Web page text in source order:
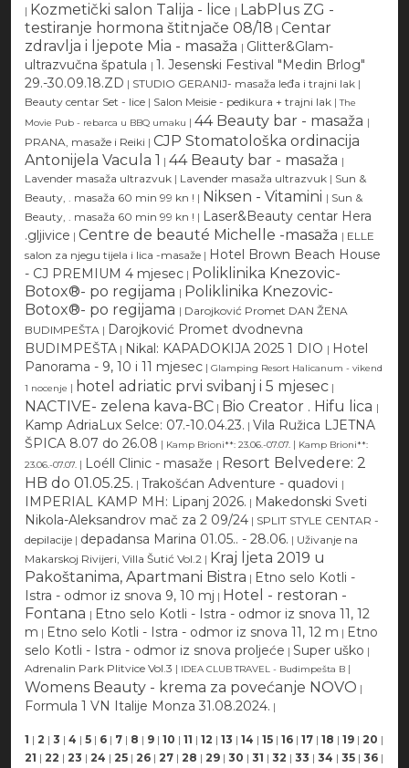
| Kozmetički salon Talija - lice | LabPlus ZG -
testiranje hormona štitnjače 08/18 | Centar
zdravlja i ljepote Mia - masaža | Glitter&Glam-
ultrazvučna špatula | 1. Jesenski Festival "Medin Brlog"
29.-30.09.18.ZD | STUDIO GERANIJ- masaža leđa i trajni lak |
Beauty centar Set - lice | Salon Meisie - pedikura + trajni lak | The
Movie Pub - rebarca u BBQ umaku | 44 Beauty bar - masaža |
PRANA, masaže i Reiki | CJP Stomatološka ordinacija
Antonijela Vacula 1 | 44 Beauty bar - masaža |
Lavender masaža ultrazvuk | Lavender masaža ultrazvuk | Sun &
Beauty, . masaža 60 min 99 kn ! | Niksen - Vitamini | Sun &
Beauty, . masaža 60 min 99 kn ! | Laser&Beauty centar Hera
.gljivice | Centre de beauté Michelle -masaža | ELLE
salon za njegu tijela i lica -masaže | Hotel Brown Beach House
- CJ PREMIUM 4 mjesec | Poliklinika Knezovic-
Botox®- po regijama | Poliklinika Knezovic-
Botox®- po regijama | Darojković Promet DAN ŽENA
BUDIMPEŠTA | Darojković Promet dvodnevna
BUDIMPEŠTA | Nikal: KAPADOKIJA 2025 1 DIO | Hotel
Panorama - 9, 10 i 11 mjesec | Glamping Resort Halicanum - vikend
1 nocenje | hotel adriatic prvi svibanj i 5 mjesec |
NACTIVE- zelena kava-BC | Bio Creator . Hifu lica |
Kamp AdriaLux Selce: 07.-10.04.23. | Vila Ružica LJETNA
ŠPICA 8.07 do 26.08 | Kamp Brioni**: 23.06.-07.07. | Kamp Brioni**:
23.06.-07.07. | Loéll Clinic - masaže | Resort Belvedere: 2
HB do 01.05.25. | Trakošćan Adventure - quadovi |
IMPERIAL KAMP MH: Lipanj 2026. | Makedonski Sveti
Nikola-Aleksandrov mač za 2 09/24 | SPLIT STYLE CENTAR -
depilacije | depadansa Marina 01.05.. - 28.06. | Uživanje na
Makarskoj Rivijeri, Villa Šutić Vol.2 | Kraj ljeta 2019 u
Pakoštanima, Apartmani Bistra | Etno selo Kotli -
Istra - odmor iz snova 9, 10 mj | Hotel - restoran -
Fontana | Etno selo Kotli - Istra - odmor iz snova 11, 12
m | Etno selo Kotli - Istra - odmor iz snova 11, 12 m | Etno
selo Kotli - Istra - odmor iz snova proljeće | Super uško |
Adrenalin Park Plitvice Vol.3 | IDEA CLUB TRAVEL - Budimpešta B |
Womens Beauty - krema za povećanje NOVO |
Formula 1 VN Italije Monza 31.08.2024. |
1 | 2 | 3 | 4 | 5 | 6 | 7 | 8 | 9 | 10 | 11 | 12 | 13 | 14 | 15 | 16 | 17 | 18 | 19 | 20 |
21 | 22 | 23 | 24 | 25 | 26 | 27 | 28 | 29 | 30 | 31 | 32 | 33 | 34 | 35 | 36 |